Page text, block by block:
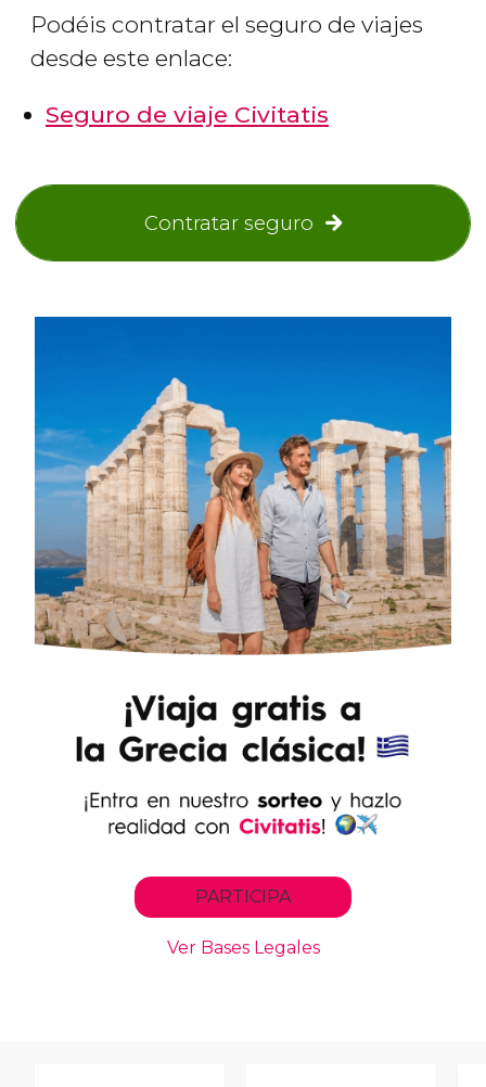
Podéis contratar el seguro de viajes
desde este enlace:
Seguro de viaje Civitatis
Contratar seguro